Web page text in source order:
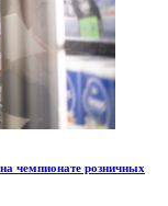
чемпионате розничных